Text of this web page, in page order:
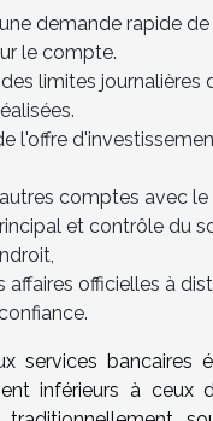
une demande rapide
le compte.
limites journalières
l'offre
comptes avec
et contrôle du
affaires officielles à
services bancaires
inférieurs à ceux